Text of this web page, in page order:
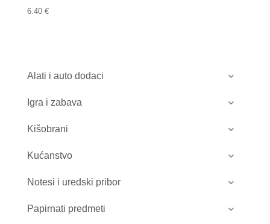
Alati i auto dodaci
Igra i zabava
Kišobrani
Kućanstvo
Notesi i uredski pribor
Papirnati predmeti
6.40 €